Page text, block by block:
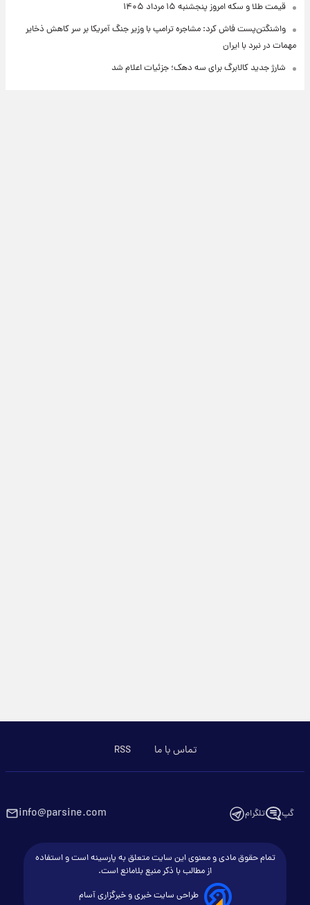
قیمت طلا و سکه امروز پنجشنبه ۱۵ مرداد ۱۴۰۵
واشنگتن‌پست فاش کرد: مشاجره ترامپ با وزیر جنگ آمریکا بر سر کاهش ذخایر
مهمات در نبرد با ایران
شارژ جدید کالابرگ برای سه دهک؛ جزئیات اعلام شد
تماس با ما RSS
گپ تلگرام info@parsine.com
تمام حقوق مادی و معنوی این سایت متعلق به پارسینه است و استفاده
از مطالب با ذکر منبع بلامانع است.
طراحی سایت خبری و خبرگزاری آسام